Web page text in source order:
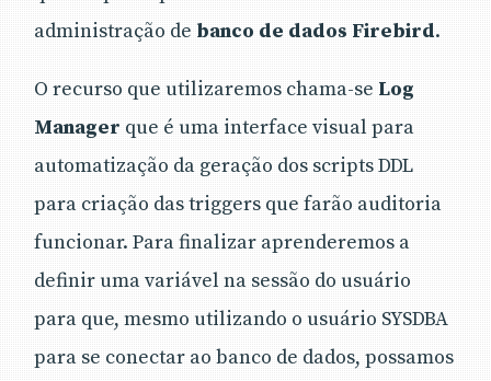
administração de banco de dados Firebird.
O recurso que utilizaremos chama-se Log
Manager que é uma interface visual para
automatização da geração dos scripts DDL
para criação das triggers que farão auditoria
funcionar. Para finalizar aprenderemos a
definir uma variável na sessão do usuário
para que, mesmo utilizando o usuário SYSDBA
para se conectar ao banco de dados, possamos